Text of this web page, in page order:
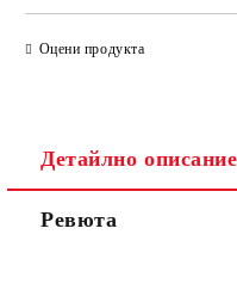
Оцени продукта
Детайлно описание
Ревюта